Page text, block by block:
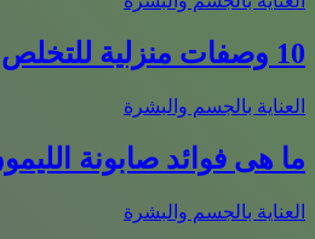
10 وصفات منزلية للتخلص من تجاعيد العين والهالات السوداء
العناية بالجسم والبشرة
ما هى فوائد صابونة
العناية بالجسم والبشرة